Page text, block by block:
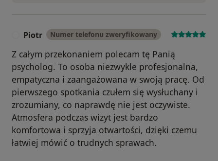
Piotr Numer telefonu zweryfikowany
Z całym przekonaniem polecam tę Panią
psycholog. To osoba niezwykle profesjonalna,
empatyczna i zaangażowana w swoją pracę. Od
pierwszego spotkania czułem się wysłuchany i
zrozumiany, co naprawdę nie jest oczywiste.
Atmosfera podczas wizyt jest bardzo
komfortowa i sprzyja otwartości, dzięki czemu
łatwiej mówić o trudnych sprawach.